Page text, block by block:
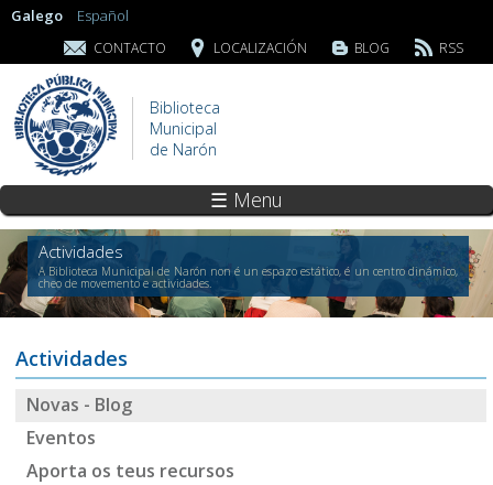
Galego Español
CONTACTO LOCALIZACIÓN BLOG RSS
Biblioteca
Municipal
de Narón
☰ Menu
Actividades
A Biblioteca Municipal de Narón non é un espazo estático, é un centro dinámico,
cheo de movemento e actividades.
Actividades
Novas - Blog
Eventos
Aporta os teus recursos